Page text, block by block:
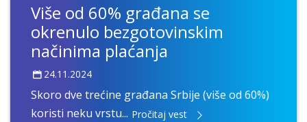
Više od 60% građana se
okrenulo bezgotovinskim
načinima plaćanja
24.11.2024
Skoro dve trećine građana Srbije (više od 60%)
koristi neku vrstu... Pročitaj vest